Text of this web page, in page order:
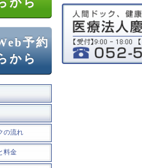
予約
から
の流れ
料金